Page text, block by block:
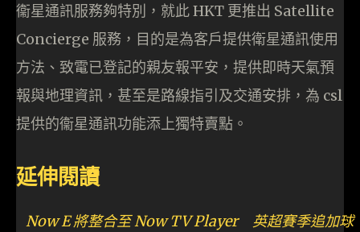
衞星通訊服務夠特別，就此 HKT 更推出 Satellite
Concierge 服務，目的是為客戶提供衛星通訊使用
方法、致電已登記的親友報平安，提供即時天氣預
報與地理資訊，甚至是路線指引及交通安排，為 csl
提供的衞星通訊功能添上獨特賣點。
延伸閱讀
Now E 將整合至 Now TV Player 英超賽季追加球